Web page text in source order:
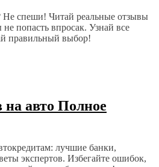
Не спеши! Читай реальные отзывы
попасть впросак. Узнай все
правильный выбор!
авто Полное
лучшие банки,
экспертов. Избегайте ошибок,